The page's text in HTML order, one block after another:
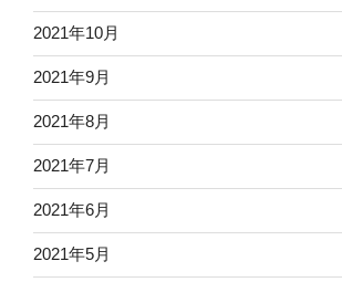
2021年10月
2021年9月
2021年8月
2021年7月
2021年6月
2021年5月